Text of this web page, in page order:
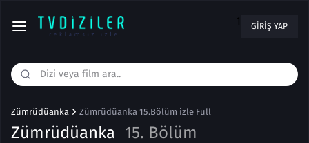
1 GIRIŞ YAP
Zümrüdüanka Zümrüdüanka 15.Bölüm izle Full
Zümrüdüanka 15. Bölüm